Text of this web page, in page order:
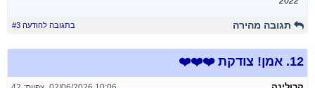
תגובה מהירה בתגובה להודעה #3
12. אמן! צודקת ❤️❤️❤️